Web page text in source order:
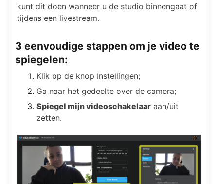
kunt dit doen wanneer u de studio binnengaat of
tijdens een livestream.
3 eenvoudige stappen om je video te
spiegelen:
Klik op de knop Instellingen;
Ga naar het gedeelte over de camera;
Spiegel mijn videoschakelaar aan/uit
zetten.